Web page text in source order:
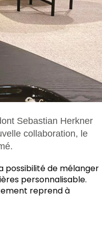
Sebastian Herkner
collaboration, le
possibilité de mélanger
personnalisable.
reprend à